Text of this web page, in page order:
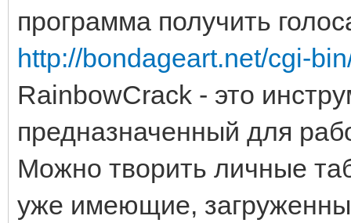
программа получить
http://bondageart.net/cgi-
RainbowCrack - это
предназначенный для
Можно творить личные
уже имеющие,